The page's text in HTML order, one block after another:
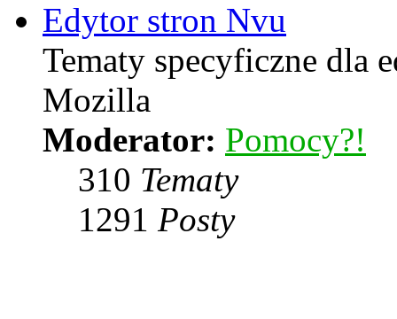
Edytor stron Nvu
Tematy specyficzne dla
Mozilla
Moderator: Pomocy?!
310 Tematy
1291 Posty